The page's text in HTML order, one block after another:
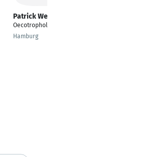
Patrick Wendt
Oecotrophologie
Hamburg